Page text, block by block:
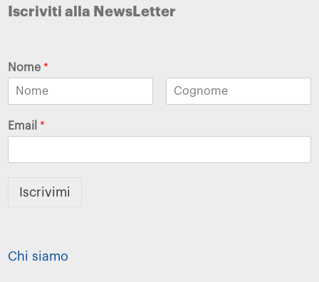
Iscriviti alla NewsLetter
Nome*
Email*
Iscrivimi
Chi siamo